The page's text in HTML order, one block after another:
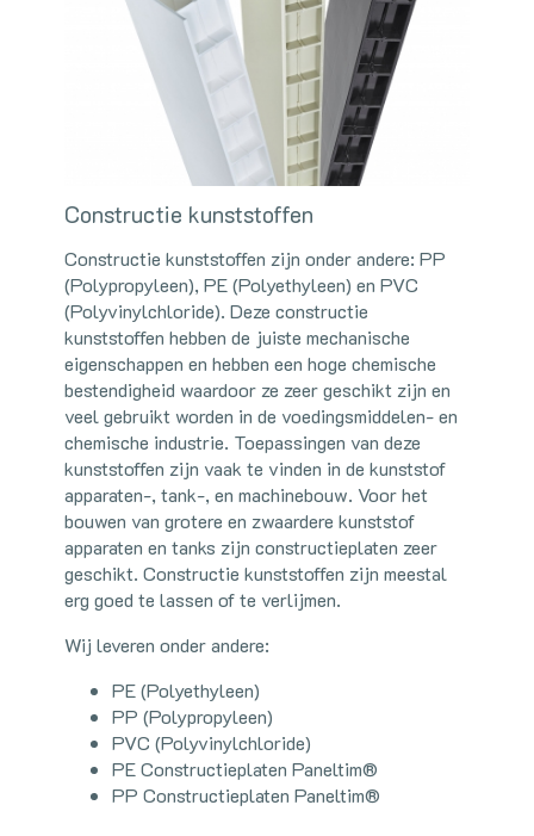
Constructie kunststoffen
Constructie kunststoffen zijn onder andere: PP
(Polypropyleen), PE (Polyethyleen) en PVC
(Polyvinylchloride). Deze constructie
kunststoffen hebben de juiste mechanische
eigenschappen en hebben een hoge chemische
bestendigheid waardoor ze zeer geschikt zijn en
veel gebruikt worden in de voedingsmiddelen- en
chemische industrie. Toepassingen van deze
kunststoffen zijn vaak te vinden in de kunststof
apparaten-, tank-, en machinebouw. Voor het
bouwen van grotere en zwaardere kunststof
apparaten en tanks zijn constructieplaten zeer
geschikt. Constructie kunststoffen zijn meestal
erg goed te lassen of te verlijmen.
Wij leveren onder andere:
PE (Polyethyleen)
PP (Polypropyleen)
PVC (Polyvinylchloride)
PE Constructieplaten Paneltim®
PP Constructieplaten Paneltim®